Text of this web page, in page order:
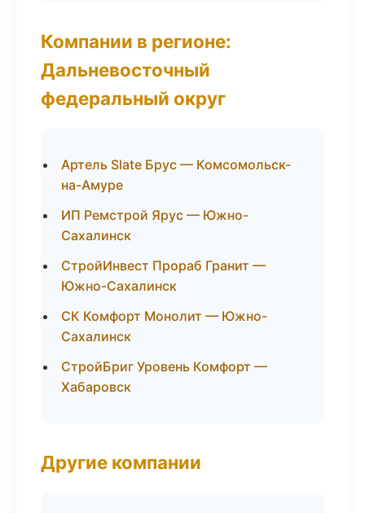
Компании в регионе:
Дальневосточный
федеральный округ
Артель Slate Брус — Комсомольск-
на-Амуре
ИП Ремстрой Ярус — Южно-
Сахалинск
СтройИнвест Прораб Гранит —
Южно-Сахалинск
СК Комфорт Монолит — Южно-
Сахалинск
СтройБриг Уровень Комфорт —
Хабаровск
Другие компании